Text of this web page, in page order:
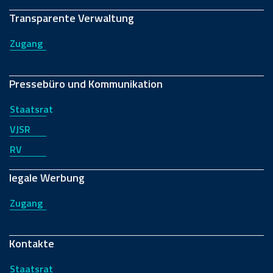
Transparente Verwaltung
Zugang
Pressebüro und Kommunikation
Staatsrat
VJSR
RV
legale Werbung
Zugang
Kontakte
Staatsrat